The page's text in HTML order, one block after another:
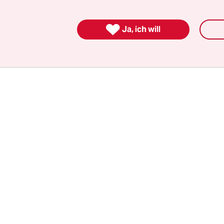
Schierker Feuerstein, Mampe Halb und Halb,
Uralt-Schnapspralinen, Mozartkugeln Falco
 Ja, ich will